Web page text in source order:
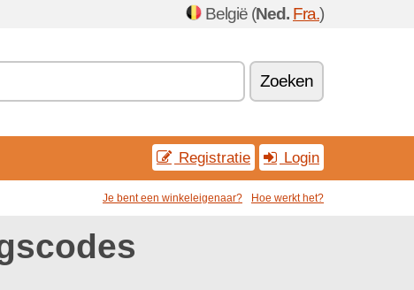
België (Ned. Fra.)
Zoeken
Registratie Login
Je bent een winkeleigenaar? Hoe werkt het?